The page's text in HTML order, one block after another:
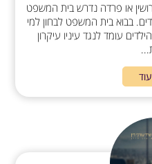
או פרדה נדרש בית המשפט
בבוא בית המשפט לבחון למי
עומד לנגד עיניו עיקרון